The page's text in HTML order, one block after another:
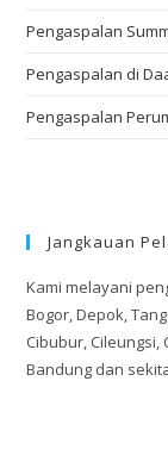
Pengaspalan
Pengaspalan di
Pengaspalan
Jangkauan
Kami melayani
Bogor, Depok,
Cibubur,
Bandung dan